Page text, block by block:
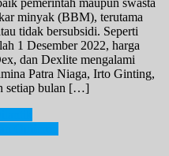
minyak (BBM), terutama
tidak bersubsidi. Seperti
1 Desember 2022, harga
dan Dexlite mengalami
Patra Niaga, Irto Ginting,
setiap bulan […]